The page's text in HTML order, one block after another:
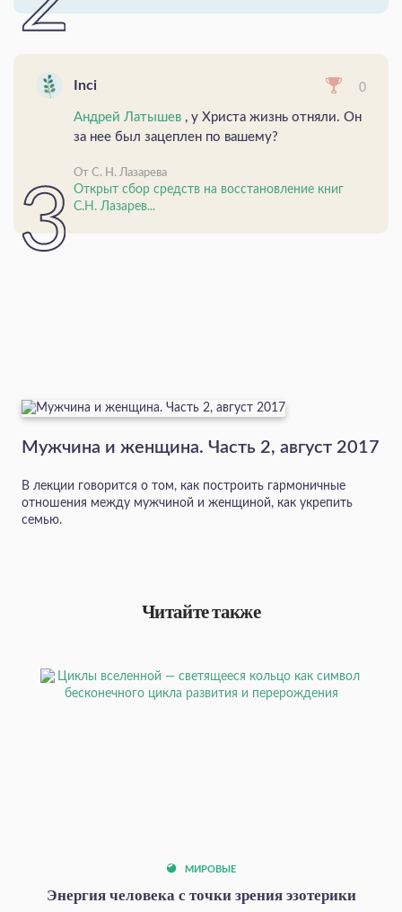
Inci 0
Андрей Латышев , у Христа жизнь отняли. Он
за нее был зацеплен по вашему?
От С. Н. Лазарева
Открыт сбор средств на восстановление книг
С.Н. Лазарев...
Мужчина и женщина. Часть 2, август 2017
В лекции говорится о том, как построить гармоничные
отношения между мужчиной и женщиной, как укрепить
семью.
Читайте также
МИРОВЫЕ
Энергия человека с точки зрения эзотерики